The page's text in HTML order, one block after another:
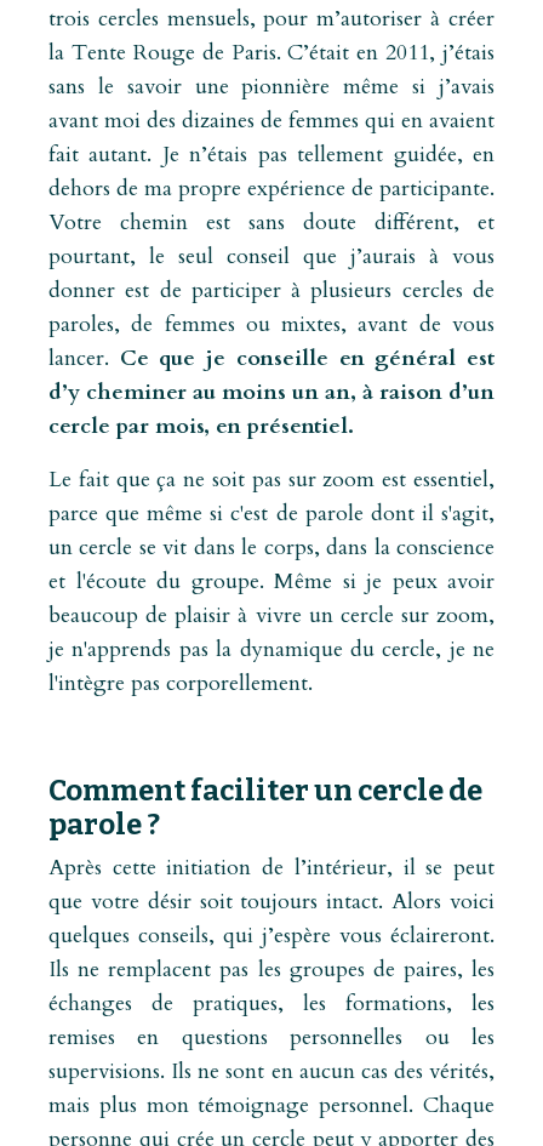
trois cercles mensuels, pour m’autoriser à créer
la Tente Rouge de Paris. C’était en 2011, j’étais
sans le savoir une pionnière même si j’avais
avant moi des dizaines de femmes qui en avaient
fait autant. Je n’étais pas tellement guidée, en
dehors de ma propre expérience de participante.
Votre chemin est sans doute différent, et
pourtant, le seul conseil que j’aurais à vous
donner est de participer à plusieurs cercles de
paroles, de femmes ou mixtes, avant de vous
lancer. Ce que je conseille en général est
d’y cheminer au moins un an, à raison d’un
cercle par mois, en présentiel.
Le fait que ça ne soit pas sur zoom est essentiel,
parce que même si c'est de parole dont il s'agit,
un cercle se vit dans le corps, dans la conscience
et l'écoute du groupe. Même si je peux avoir
beaucoup de plaisir à vivre un cercle sur zoom,
je n'apprends pas la dynamique du cercle, je ne
l'intègre pas corporellement.
Comment faciliter un cercle de
parole ?
Après cette initiation de l’intérieur, il se peut
que votre désir soit toujours intact. Alors voici
quelques conseils, qui j’espère vous éclaireront.
Ils ne remplacent pas les groupes de paires, les
échanges de pratiques, les formations, les
remises en questions personnelles ou les
supervisions. Ils ne sont en aucun cas des vérités,
mais plus mon témoignage personnel. Chaque
personne qui crée un cercle peut y apporter des